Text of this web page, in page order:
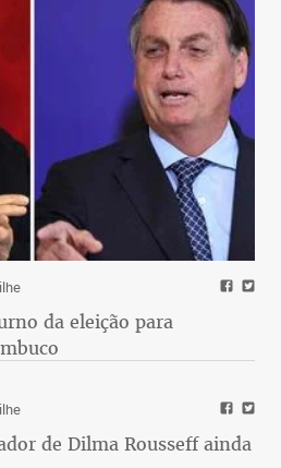
da eleição para
de Dilma Rousseff ainda